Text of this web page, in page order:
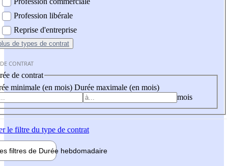
Profession libérale
Reprise d'entreprise
de types de contrat
CONTRAT
de contrat
minimale (en mois) Durée maximale (en mois)
mois
le filtre du type de contrat
filtres de Durée hebdomadaire